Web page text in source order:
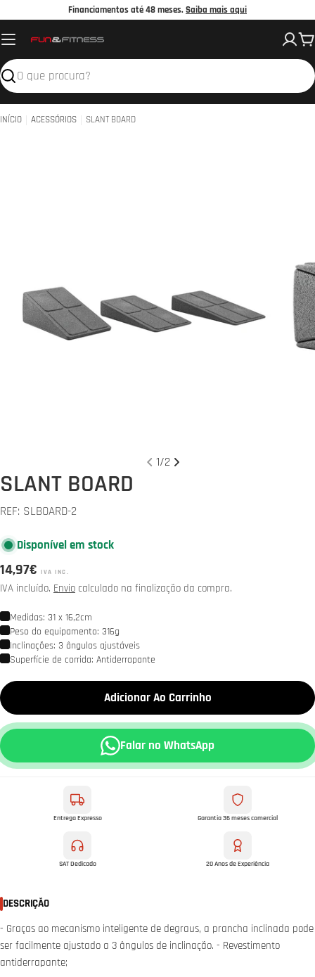
o
conteúdo
Financiamentos até 48 meses.Saiba mais aqui
Pesquisar
INÍCIO ACESSÓRIOS SLANT BOARD
Abrir media 0 em modal Abrir
1/2
SLANT BOARD
REF: SLBOARD-2
Disponível em stock
Preço
normal
14,97€ IVA INC.
IVA incluído. Envio calculado na finalização da compra.
Medidas: 31 x 16,2cm
Peso do equipamento: 316g
Inclinações: 3 ângulos ajustáveis
Superfície de corrida: Antiderrapante
Adicionar Ao Carrinho
Falar no WhatsApp
Entrega Expresso Garantia 36 meses comercial
SAT Dedicado 20 Anos de Experiência
DESCRIÇÃO
- Graças ao mecanismo inteligente de degraus, a prancha inclinada pode
ser facilmente ajustado a 3 ângulos de inclinação. - Revestimento
antiderrapante;